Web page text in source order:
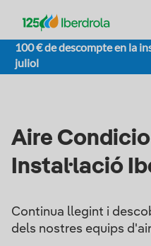
100 € de descompte en la
juliol
Aire
Instal·lació
Continua llegint i
dels nostres equips